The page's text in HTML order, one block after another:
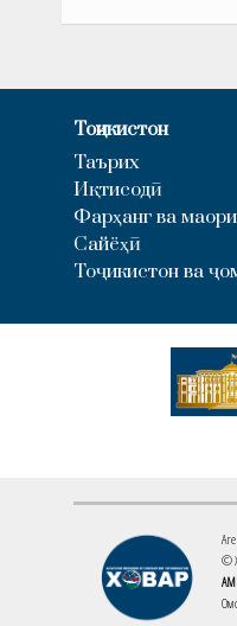
Тоҷикистон
Таърих
Иқтисодӣ
Фарҳанг ва
Сайёҳӣ
Тоҷикистон ва
©